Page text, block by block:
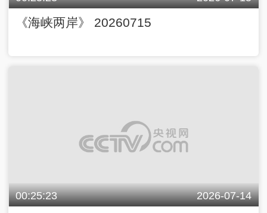
《海峡两岸》 20260715
00:25:23 2026-07-14